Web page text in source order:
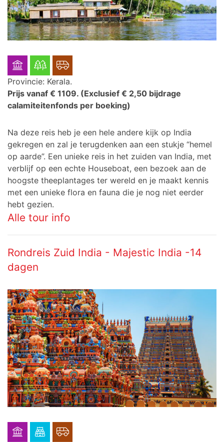
Provincie: Kerala.
Prijs vanaf € 1109. (Exclusief € 2,50 bijdrage
calamiteitenfonds per boeking)
Na deze reis heb je een hele andere kijk op India
gekregen en zal je terugdenken aan een stukje “hemel
op aarde”. Een unieke reis in het zuiden van India, met
verblijf op een echte Houseboat, een bezoek aan de
hoogste theeplantages ter wereld en je maakt kennis
met een unieke flora en fauna die je nog niet eerder
hebt gezien.
Alle tour info
Rondreis Zuid India - Majestic India -14
dagen